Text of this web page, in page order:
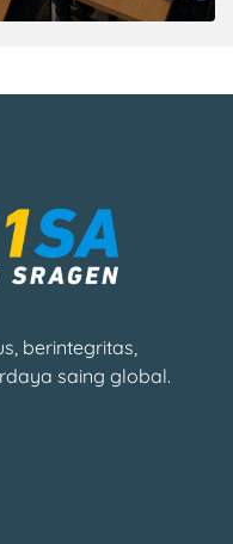
berintegritas,
saing global.